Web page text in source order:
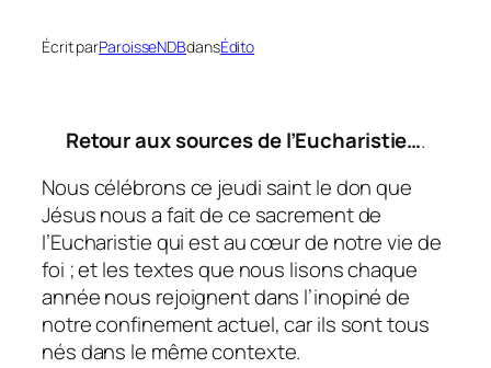
Écrit parParoisseNDBdansÉdito
Retour aux sources de l’Eucharistie….
Nous célébrons ce jeudi saint le don que
Jésus nous a fait de ce sacrement de
l’Eucharistie qui est au cœur de notre vie de
foi ; et les textes que nous lisons chaque
année nous rejoignent dans l’inopiné de
notre confinement actuel, car ils sont tous
nés dans le même contexte.